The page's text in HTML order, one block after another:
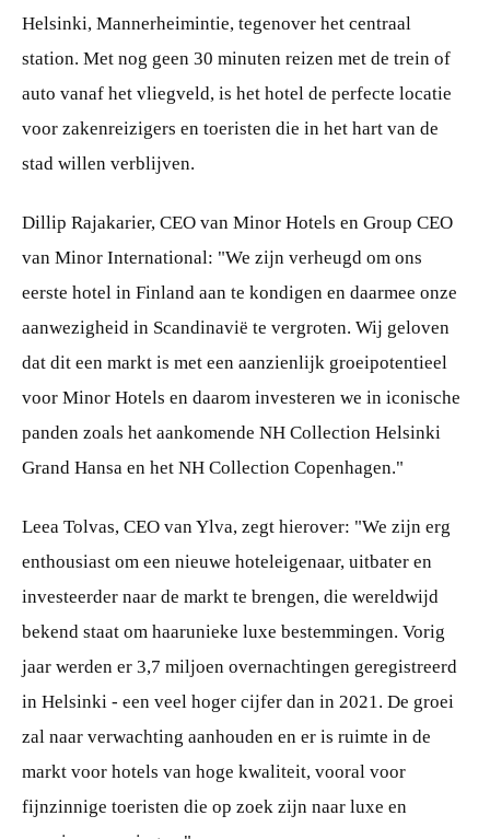
Helsinki, Mannerheimintie, tegenover het centraal
station. Met nog geen 30 minuten reizen met de trein of
auto vanaf het vliegveld, is het hotel de perfecte locatie
voor zakenreizigers en toeristen die in het hart van de
stad willen verblijven.
Dillip Rajakarier, CEO van Minor Hotels en Group CEO
van Minor International: "We zijn verheugd om ons
eerste hotel in Finland aan te kondigen en daarmee onze
aanwezigheid in Scandinavië te vergroten. Wij geloven
dat dit een markt is met een aanzienlijk groeipotentieel
voor Minor Hotels en daarom investeren we in iconische
panden zoals het aankomende NH Collection Helsinki
Grand Hansa en het NH Collection Copenhagen."
Leea Tolvas, CEO van Ylva, zegt hierover: "We zijn erg
enthousiast om een nieuwe hoteleigenaar, uitbater en
investeerder naar de markt te brengen, die wereldwijd
bekend staat om haarunieke luxe bestemmingen. Vorig
jaar werden er 3,7 miljoen overnachtingen geregistreerd
in Helsinki - een veel hoger cijfer dan in 2021. De groei
zal naar verwachting aanhouden en er is ruimte in de
markt voor hotels van hoge kwaliteit, vooral voor
fijnzinnige toeristen die op zoek zijn naar luxe en